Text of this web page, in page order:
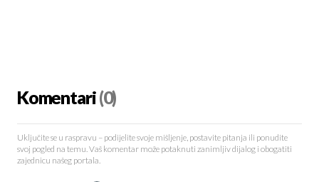
Komentari(0)
Uključite se u raspravu – podijelite svoje mišljenje, postavite pitanja ili ponudite
svoj pogled na temu. Vaš komentar može potaknuti zanimljiv dijalog i obogatiti
zajednicu našeg portala.